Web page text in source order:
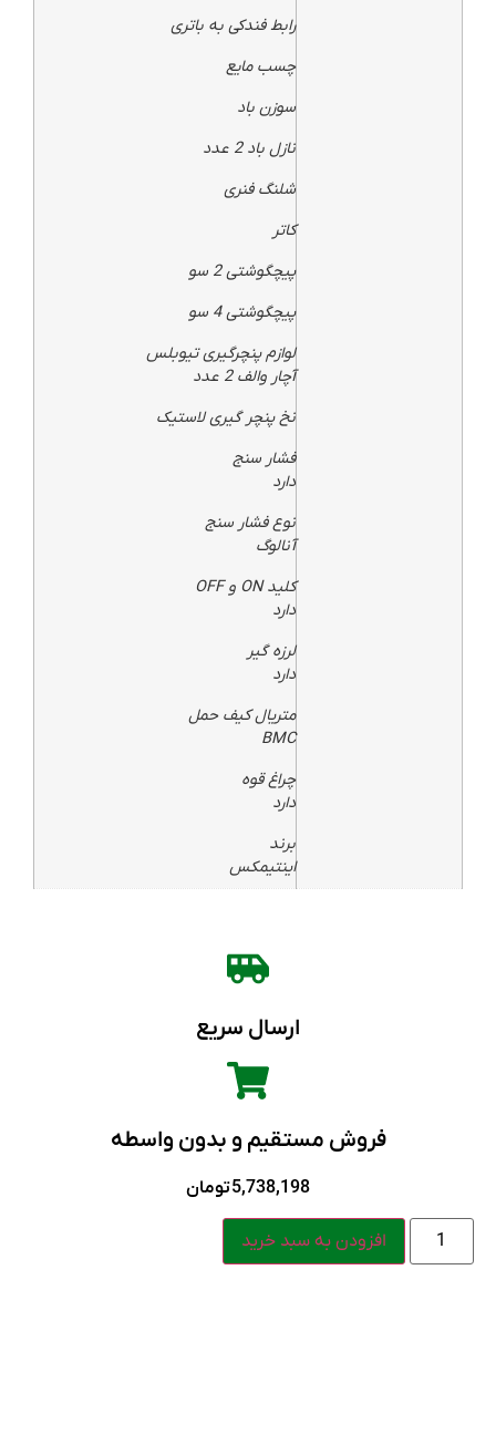
رابط فندکی به باتری
چسب مایع
سوزن باد
نازل باد 2 عدد
شلنگ فنری
کاتر
پیچگوشتی 2 سو
پیچگوشتی 4 سو
لوازم پنچرگیری تیوبلس
آچار والف 2 عدد
نخ پنچر گیری لاستیک
فشار سنج
دارد
نوع فشار سنج
آنالوگ
کلید ON و OFF
دارد
لرزه گیر
دارد
متریال کیف حمل
BMC
چراغ قوه
دارد
برند
اینتیمکس
ارسال سریع
فروش مستقیم و بدون واسطه
5,738,198تومان
افزودن به سبد خرید